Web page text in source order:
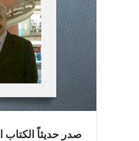
صدر حديثاً الكتاب